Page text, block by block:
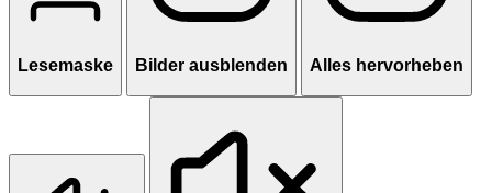
Lesemaske Bilder ausblenden Alles hervorheben